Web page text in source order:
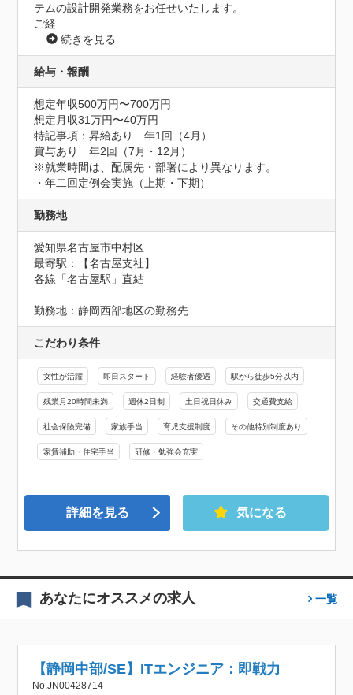
テムの設計開発業務をお任せいたします。
ご経
...
続きを見る
給与・報酬
想定年収500万円〜700万円
想定月収31万円〜40万円
特記事項：昇給あり　年1回（4月）
賞与あり　年2回（7月・12月）
※就業時間は、配属先・部署により異なります。
・年二回定例会実施（上期・下期）
勤務地
愛知県名古屋市中村区
最寄駅：【名古屋支社】
各線「名古屋駅」直結
勤務地：静岡西部地区の勤務先
こだわり条件
女性が活躍 即日スタート 経験者優遇 駅から徒歩5分以内
残業月20時間未満 週休2日制 土日祝日休み 交通費支給
社会保険完備 家族手当 育児支援制度 その他特別制度あり
家賃補助・住宅手当 研修・勉強会充実
詳細を見る 気になる
あなたにオススメの求人 一覧
【静岡中部/SE】ITエンジニア：即戦力
No.JN00428714